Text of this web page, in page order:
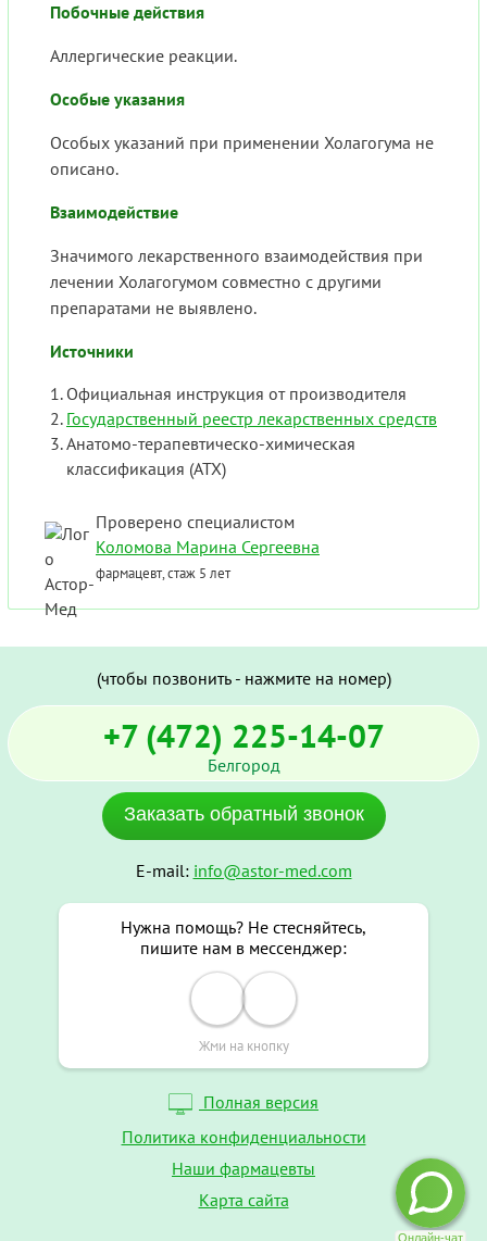
Побочные действия
Аллергические реакции.
Особые указания
Особых указаний при применении Холагогума не
описано.
Взаимодействие
Значимого лекарственного взаимодействия при
лечении Холагогумом совместно с другими
препаратами не выявлено.
Источники
Официальная инструкция от производителя
Государственный реестр лекарственных средств
Анатомо-терапевтическо-химическая
классификация (ATX)
Проверено специалистом
Коломова Марина Сергеевна
фармацевт, стаж 5 лет
(чтобы позвонить - нажмите на номер)
+7 (472) 225-14-07
Белгород
Заказать обратный звонок
E-mail: info@astor-med.com
Нужна помощь? Не стесняйтесь,
пишите нам в мессенджер:
Жми на кнопку
Полная версия
Политика конфиденциальности
Наши фармацевты
Карта сайта